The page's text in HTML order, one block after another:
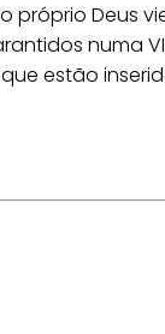
próprio Deus
numa
estão